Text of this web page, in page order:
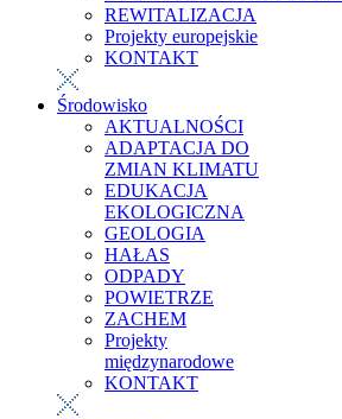
REWITALIZACJA
Projekty europejskie
KONTAKT
Środowisko
AKTUALNOŚCI
ADAPTACJA DO
ZMIAN KLIMATU
EDUKACJA
EKOLOGICZNA
GEOLOGIA
HAŁAS
ODPADY
POWIETRZE
ZACHEM
Projekty
międzynarodowe
KONTAKT